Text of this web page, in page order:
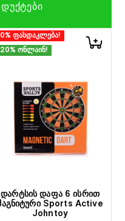
ფასდაკლება!
ონლაინ!
დარტსის დაფა 6 ისრით
Sports Active
Johntoy